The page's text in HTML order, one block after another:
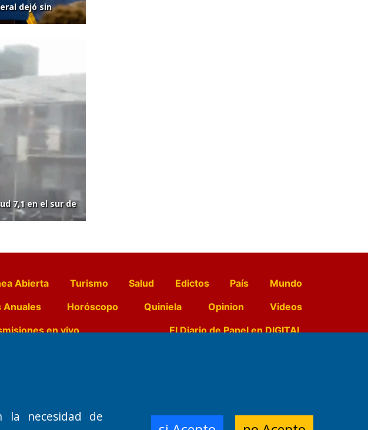
dejó sin
7,1 en el sur de
Abierta Turismo Salud Edictos País
Mundo
Anuales Horóscopo Quiniela Opinion
Videos
en vivo El Diario de Papel en DIGITAL
Dr. Jorge Ricardo Nemesio
Redacción, Administración,
la necesidad de